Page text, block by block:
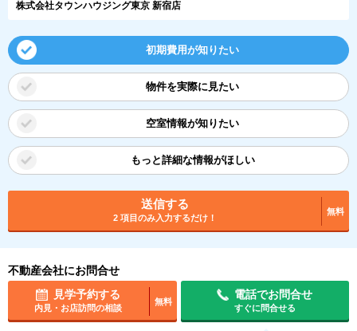
株式会社タウンハウジング東京 新宿店
初期費用が知りたい
物件を実際に見たい
空室情報が知りたい
もっと詳細な情報がほしい
送信する
2 項目のみ入力するだけ！
無料
不動産会社にお問合せ
見学予約する
内見・お店訪問の相談
無料
電話でお問合せ
すぐに問合せる